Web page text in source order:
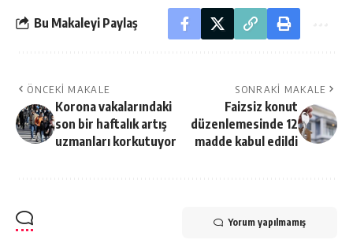
Bu Makaleyi Paylaş
ÖNCEKI MAKALE
Korona vakalarındaki
son bir haftalık artış
uzmanları korkutuyor
SONRAKI MAKALE
Faizsiz konut
düzenlemesinde 12
madde kabul edildi
Yorum yapılmamış